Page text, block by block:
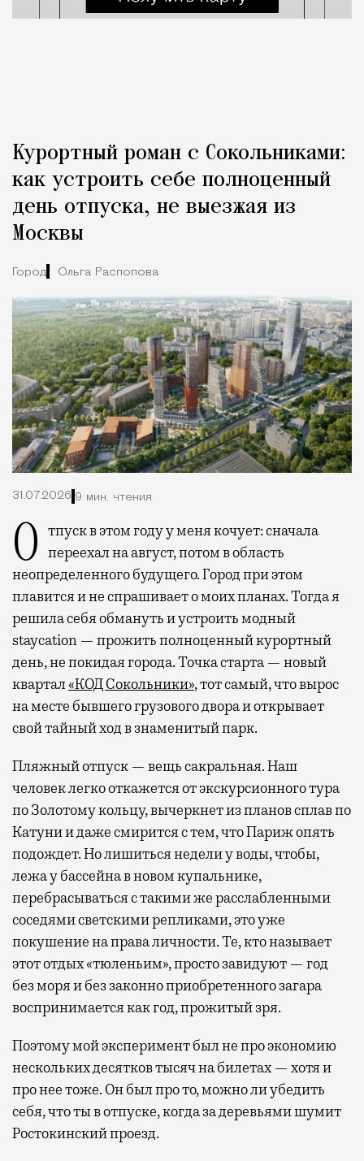
Курортный роман с Сокольниками:
как устроить себе полноценный
день отпуска, не выезжая из
Москвы
Город Ольга Распопова
31.07.2026 9 мин. чтения
Отпуск в этом году у меня кочует: сначала переехал на август, потом в область
неопределенного будущего. Город при этом
плавится и не спрашивает о моих планах. Тогда я
решила себя обмануть и устроить модный
staycation — прожить полноценный курортный
день, не покидая города. Точка старта — новый
квартал«КОД Сокольники», тот самый, что вырос
на месте бывшего грузового двора и открывает
свой тайный ход в знаменитый парк.
Пляжный отпуск — вещь сакральная. Наш
человек легко откажется от экскурсионного тура
по Золотому кольцу, вычеркнет из планов сплав по
Катуни и даже смирится с тем, что Париж опять
подождет. Но лишиться недели у воды, чтобы,
лежа у бассейна в новом купальнике,
перебрасываться с такими же расслабленными
соседями светскими репликами, это уже
покушение на права личности. Те, кто называет
этот отдых «тюленьим», просто завидуют — год
без моря и без законно приобретенного загара
воспринимается как год, прожитый зря.
Поэтому мой эксперимент был не про экономию
нескольких десятков тысяч на билетах — хотя и
про нее тоже. Он был про то, можно ли убедить
себя, что ты в отпуске, когда за деревьями шумит
Ростокинский проезд.